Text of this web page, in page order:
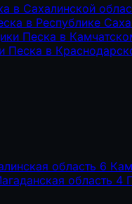
в Сахалинской
в Республике
Песка в
Песка в
область 6
область 4